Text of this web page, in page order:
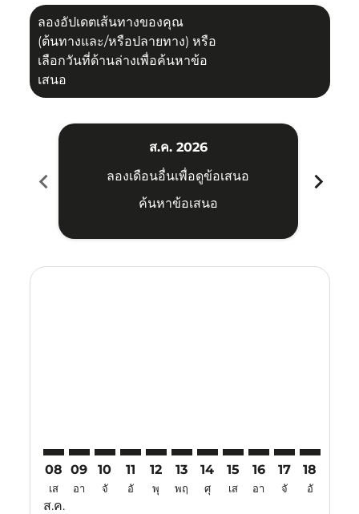
ลองอัปเดตเส้นทางของคุณ
(ต้นทางและ/หรือปลายทาง) หรือ
เลือกวันที่ด้านล่างเพื่อค้นหาข้อ
เสนอ
chevron_left
ส.ค. 2026
ลองเดือนอื่นเพื่อดูข้อเสนอ
ค้นหาข้อเสนอ
chevron_right
08
เส
ส.ค.
09
อา
10
จั
11
อั
12
พุ
13
พฤ
14
ศุ
15
เส
16
อา
17
จั
18
อั